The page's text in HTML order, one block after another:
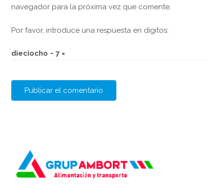
navegador para la próxima vez que comente.
Por favor, introduce una respuesta en dígitos:
dieciocho − 7 =